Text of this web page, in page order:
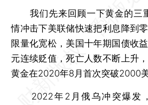
我们先来回顾一下黄金的三
情冲击下美联储快速把利息降到
限量化宽松，美国十年期国债收
元连续贬值，死亡人数不断上升
黄金在2020年8月首次突破2000美
2022年2月俄乌冲突爆发